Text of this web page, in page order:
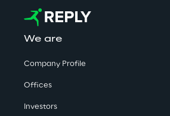
We are
Company Profile
Offices
Investors